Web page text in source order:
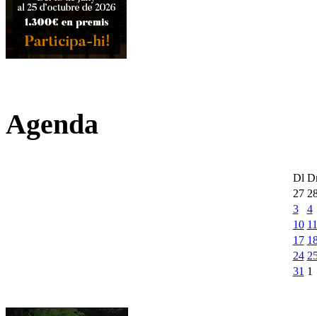
Agenda
Dl
27
3
4
10 11
17
24
31 1